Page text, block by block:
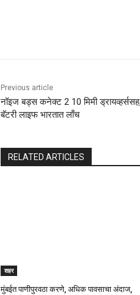
Previous article
नॉइज बड्स कनेक्ट 2 10 मिमी
बॅटरी लाइफ भारतात लाँच
RELATED ARTICLES
शहर
मुंबईत पाणीपुरवठा करणे, अधिक पावसाचा अंदाज,